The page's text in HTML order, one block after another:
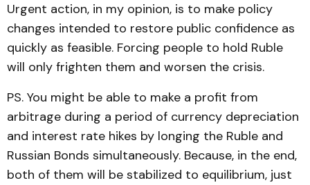
Urgent action, in my opinion, is to make policy
changes intended to restore public confidence as
quickly as feasible. Forcing people to hold Ruble
will only frighten them and worsen the crisis.
PS. You might be able to make a profit from
arbitrage during a period of currency depreciation
and interest rate hikes by longing the Ruble and
Russian Bonds simultaneously. Because, in the end,
both of them will be stabilized to equilibrium, just